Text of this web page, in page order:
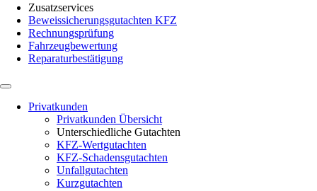
Zusatzservices
Beweissicherungsgutachten KFZ
Rechnungsprüfung
Fahrzeugbewertung
Reparaturbestätigung
Privatkunden
Privatkunden Übersicht
Unterschiedliche Gutachten
KFZ-Wertgutachten
KFZ-Schadensgutachten
Unfallgutachten
Kurzgutachten